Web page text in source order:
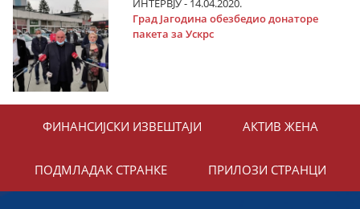
ИНТЕРВЈУ - 14.04.2020.
Град Јагодина обезбедио донаторе
пакета за Ускрс
ФИНАНСИЈСКИ ИЗВЕШТАЈИ АКТИВ ЖЕНА
ПОДМЛАДАК СТРАНКЕ ПРИЛОЗИ СТРАНЦИ